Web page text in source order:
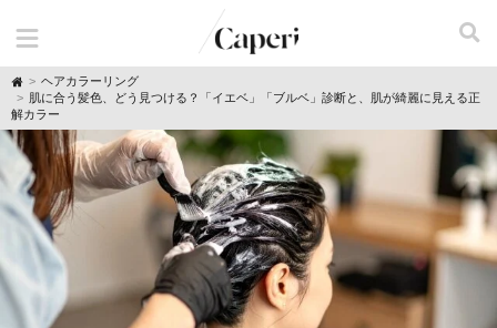
H
o
m
e
ヘアカラーリング
肌に合う髪色、どう見つける？「イエベ」「ブルベ」診断と、肌が綺麗に見える正
解カラー